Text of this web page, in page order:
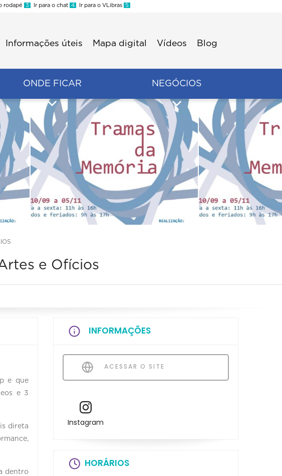
rodapé 3 Ir para o chat 4 Ir para o VLibras 5
Informações úteis Mapa digital Vídeos Blog
ONDE FICAR NEGÓCIOS
e Ofícios
e que
e 3
direta
dentro
INFORMAÇÕES
ACESSAR O SITE
Instagram
HORÁRIOS